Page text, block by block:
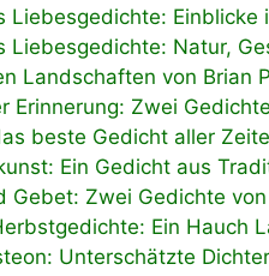
Liebesgedichte: Einblicke
Liebesgedichte: Natur,
Landschaften von Brian
Erinnerung: Zwei
beste Gedicht aller
Ein Gedicht aus
Gebet: Zwei Gedichte
Ein Hauch
Unterschätzte